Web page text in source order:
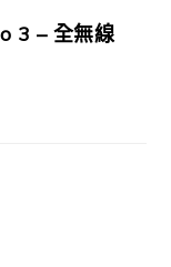
3 – 全無線